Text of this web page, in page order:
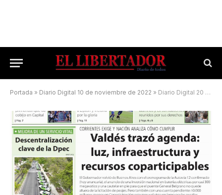
Portada » Diario Digital 10 de noviembre de 2022 » Diario Digital 20 de junio de 2026